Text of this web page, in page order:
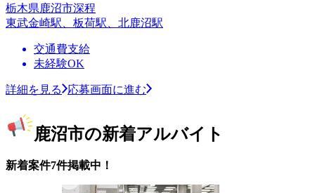
栃木県鹿沼市深程
東武金崎駅、板荷駅、北鹿沼駅
交通費支給
未経験OK
詳細を見る 応募画面に進む
鹿沼市の新着アルバイト
新着案件7件掲載中！